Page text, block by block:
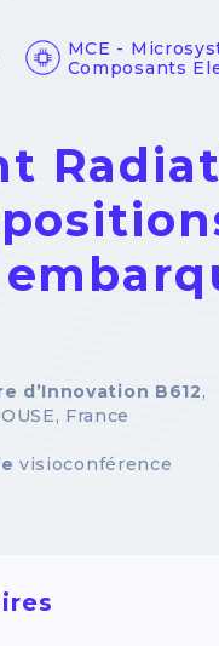
MCE -
Composants
d’Innovation B612,
France
visioconférence